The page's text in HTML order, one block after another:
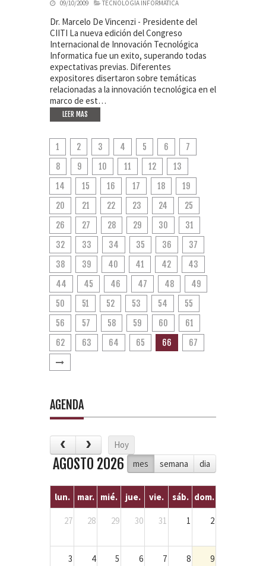
09/10/2009 TECNOLOGÍA INFORMÁTICA
Dr. Marcelo De Vincenzi - Presidente del
CIITI La nueva edición del Congreso
Internacional de Innovación Tecnológica
Informatica fue un exito, superando todas
expectativas previas. Diferentes
expositores disertaron sobre temáticas
relacionadas a la innovación tecnológica en el
marco de est…
LEER MAS
1 2 3 4 5 6
7
8
9 10 11 12
13
14
15 16 17 18
19
20
21 22 23 24
25
26
27 28 29 30
31
32
33 34 35 36
37
38
39 40 41 42
43
44
45 46 47 48
49
50
51 52 53 54
55
56
57 58 59 60
61
62
63 64 65 66 67
AGENDA
Hoy
mes
semana dia
AGOSTO 2026
lun. mar. mié. jue. vie. sáb. dom.
27 28 29 30 31 1 2
3 4 5 6 7 8 9